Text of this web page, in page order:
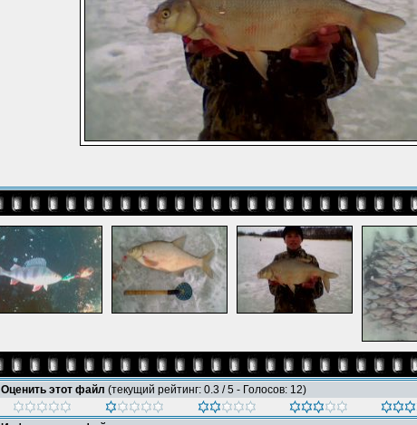
Оценить этот файл (текущий рейтинг: 0.3 / 5 - Голосов: 12)